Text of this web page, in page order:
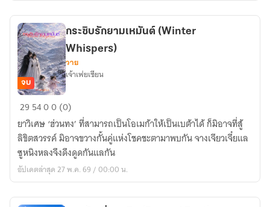
Dimensions)
กระซิบ
รัก
ยาม
เหมันต์
(Winter
Whispers)
จบ
กระซิบรักยามเหมันต์ (Winter
Whispers)
วาย
เจ้าเฟยเซียน
29 5400 (0)
ยาวิเศษ ‘ฮ่วนทง’ ที่สามารถเป็นโอเมก้าให้เป็นเบต้าได้ ก็มิอาจที่สู้
ลิขิตสวรรค์ มิอาจขวางกั้นคู่แห่งโชคชะตามาพบกัน จางเจียวเจี๋ยแล
ซูหนิงหลงจึงดึงดูดกันแลกัน
อัปเดตล่าสุด 27 พ.ค. 69 / 00:00 น.